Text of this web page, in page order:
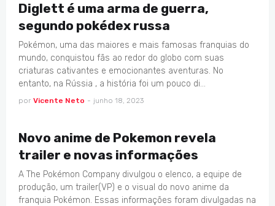
Diglett é uma arma de guerra,
segundo pokédex russa
Pokémon, uma das maiores e mais famosas franquias do
mundo, conquistou fãs ao redor do globo com suas
criaturas cativantes e emocionantes aventuras. No
entanto, na Rússia , a história foi um pouco di…
por Vicente Neto - junho 18, 2023
Novo anime de Pokemon revela
trailer e novas informações
A The Pokémon Company divulgou o elenco, a equipe de
produção, um trailer(VP) e o visual do novo anime da
franquia Pokémon. Essas informações foram divulgadas na